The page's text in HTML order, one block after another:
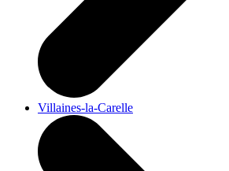
Villaines-la-Carelle